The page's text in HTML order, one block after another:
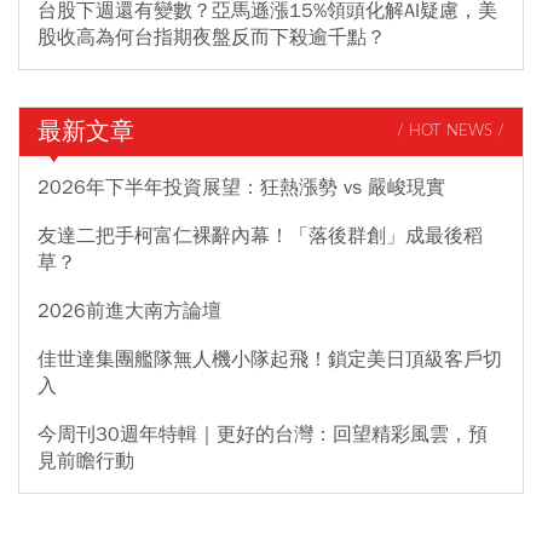
台股下週還有變數？亞馬遜漲15%領頭化解AI疑慮，美
股收高為何台指期夜盤反而下殺逾千點？
最新文章 / HOT NEWS /
2026年下半年投資展望：狂熱漲勢 vs 嚴峻現實
友達二把手柯富仁裸辭內幕！「落後群創」成最後稻
草？
2026前進大南方論壇
佳世達集團艦隊無人機小隊起飛！鎖定美日頂級客戶切
入
今周刊30週年特輯｜更好的台灣：回望精彩風雲，預
見前瞻行動